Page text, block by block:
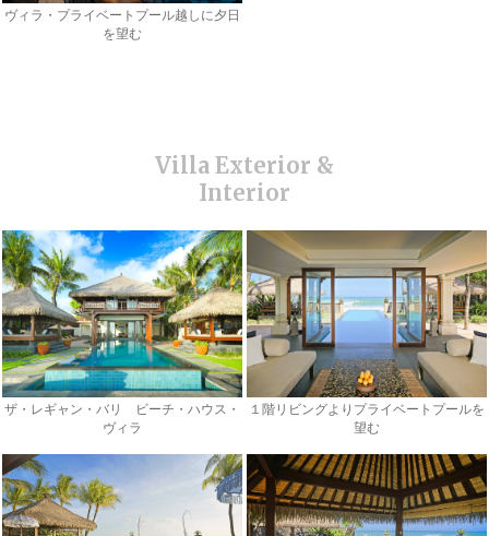
ヴィラ・プライベートプール越しに夕日
を望む
ザ・レギャン・バリ ビーチ・ハウス・
ヴィラ
１階リビングよりプライベートプールを
望む